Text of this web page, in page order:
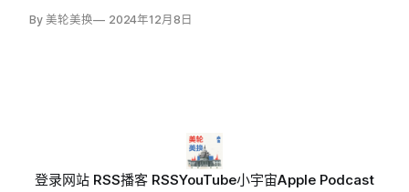
By 美轮美换 2024年12月8日
登录网站 RSS播客 RSSYouTube小宇宙Apple Podcast